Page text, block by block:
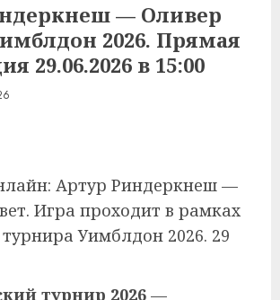
— Оливер
2026. Прямая
29.06.2026 в 15:00
Артур Риндеркнеш —
Игра проходит в рамках
Уимблдон 2026. 29
турнир 2026 —